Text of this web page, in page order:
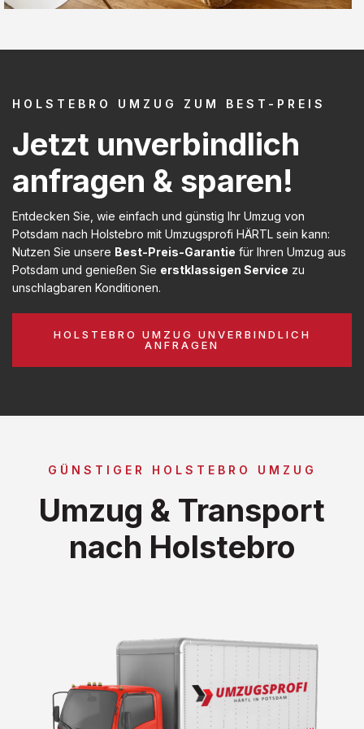
HOLSTEBRO UMZUG ZUM BEST-PREIS
Jetzt unverbindlich
anfragen & sparen!
Entdecken Sie, wie einfach und günstig Ihr Umzug von
Potsdam nach Holstebro mit Umzugsprofi HÄRTL sein kann:
Nutzen Sie unsere Best-Preis-Garantie für Ihren Umzug aus
Potsdam und genießen Sie erstklassigen Service zu
unschlagbaren Konditionen.
HOLSTEBRO UMZUG UNVERBINDLICH
ANFRAGEN
GÜNSTIGER HOLSTEBRO UMZUG
Umzug & Transport
nach Holstebro